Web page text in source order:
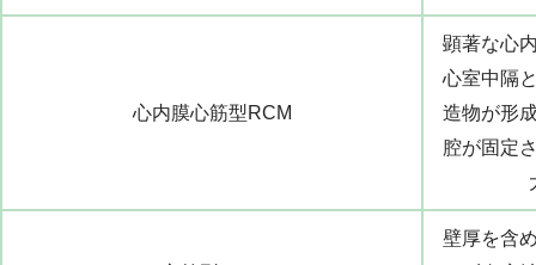
心内膜心筋型RCM
顕著な心
心室中隔
造物が形
腔が固定
壁厚を含